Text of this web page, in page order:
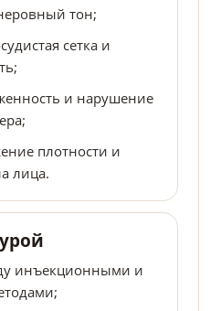
тон;
сетка и
и нарушение
плотности и
лица.
инъекционными и